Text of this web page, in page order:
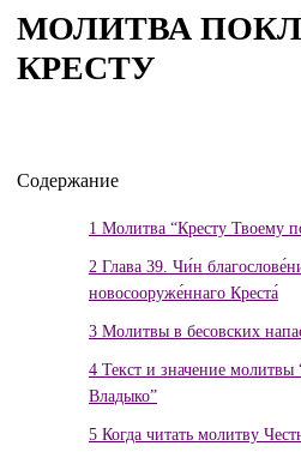
МОЛИТВА
КРЕСТУ
Содержание
1 Молитва “Кресту Твоему
2 Глава 39. Чи́н
новосооруже́ннаго Креста́
3 Молитвы в бесовских
4 Текст и значение молитвы
Владыко”
5 Когда читать молитву